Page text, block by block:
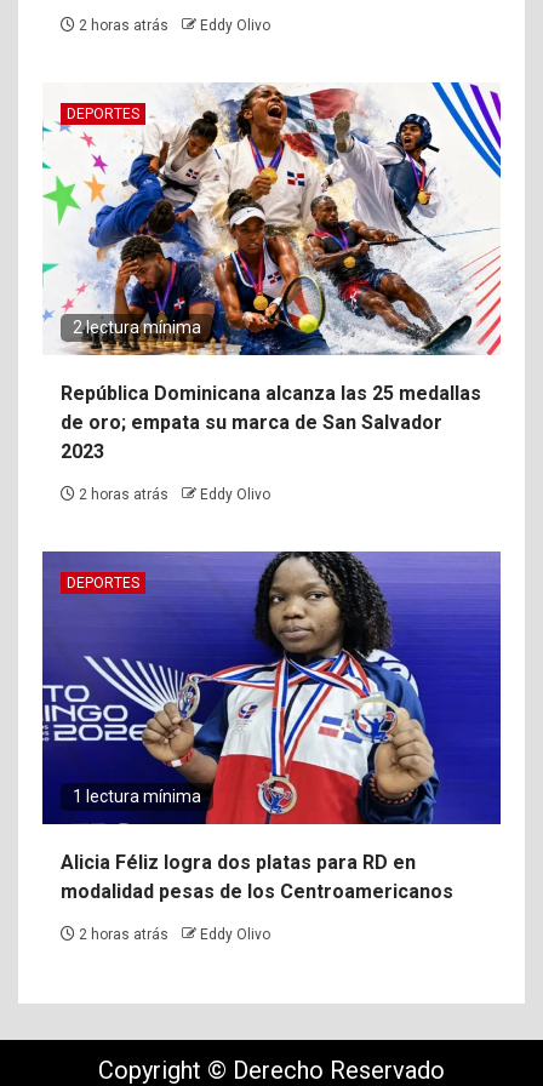
2 horas atrás Eddy Olivo
DEPORTES
2 lectura mínima
República Dominicana alcanza las 25 medallas
de oro; empata su marca de San Salvador
2023
2 horas atrás Eddy Olivo
DEPORTES
1 lectura mínima
Alicia Féliz logra dos platas para RD en
modalidad pesas de los Centroamericanos
2 horas atrás Eddy Olivo
Copyright © Derecho Reservado